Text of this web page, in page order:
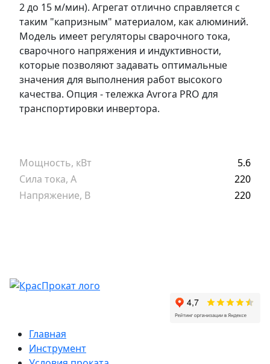
2 до 15 м/мин). Агрегат отлично справляется с
таким "капризным" материалом, как алюминий.
Модель имеет регуляторы сварочного тока,
сварочного напряжения и индуктивности,
которые позволяют задавать оптимальные
значения для выполнения работ высокого
качества. Опция - тележка Avrora PRO для
транспортировки инвертора.
Мощность, кВт
5.6
Сила тока, А
220
Напряжение, В
220
Главная
Инструмент